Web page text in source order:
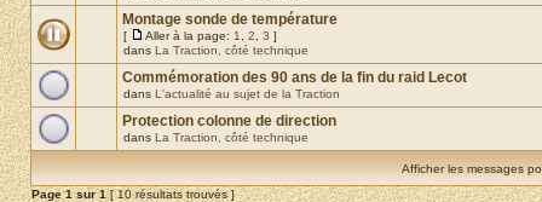
Montage sonde de température
[ Aller à la page: 1 2 3 ]
dans La Traction, côté technique
Commémoration des 90 ans de la fin du raid Lecot
dans L'actualité au sujet de la Traction
Protection colonne de direction
dans La Traction, côté technique
Afficher les messages
Page1sur1[ 10 résultats trouvés ]